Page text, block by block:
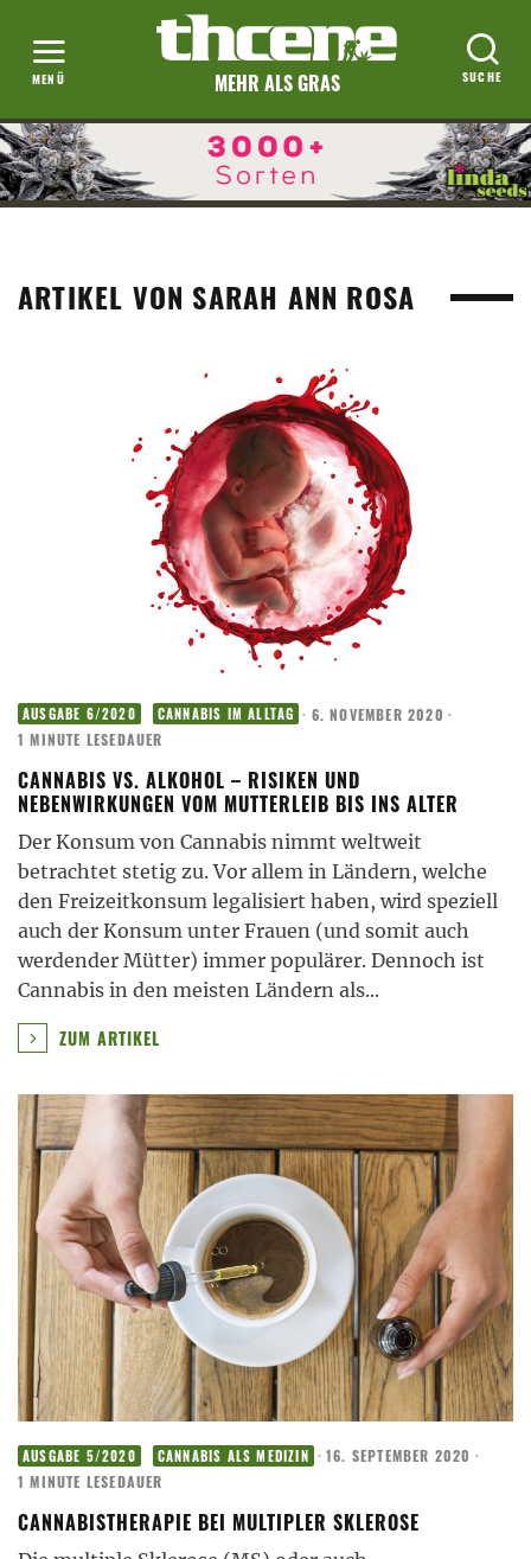
MEHR ALS GRAS
ARTIKEL VON SARAH ANN ROSA
AUSGABE 6/2020 CANNABIS IM ALLTAG · 6. NOVEMBER 2020 ·
1 MINUTE LESEDAUER
CANNABIS VS. ALKOHOL – RISIKEN UND
NEBENWIRKUNGEN VOM MUTTERLEIB BIS INS ALTER
Der Konsum von Cannabis nimmt weltweit
betrachtet stetig zu. Vor allem in Ländern, welche
den Freizeitkonsum legalisiert haben, wird speziell
auch der Konsum unter Frauen (und somit auch
werdender Mütter) immer populärer. Dennoch ist
Cannabis in den meisten Ländern als...
ZUM ARTIKEL
AUSGABE 5/2020 CANNABIS ALS MEDIZIN · 16. SEPTEMBER 2020 ·
1 MINUTE LESEDAUER
CANNABISTHERAPIE BEI MULTIPLER SKLEROSE